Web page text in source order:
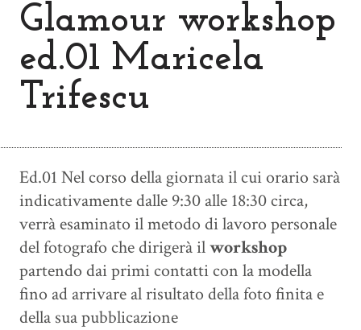
Glamour workshop
ed.01 Maricela
Trifescu
Ed.01 Nel corso della giornata il cui orario sarà
indicativamente dalle 9:30 alle 18:30 circa,
verrà esaminato il metodo di lavoro personale
del fotografo che dirigerà ilworkshop
partendo dai primi contatti con la modella
fino ad arrivare al risultato della foto finita e
della sua pubblicazione